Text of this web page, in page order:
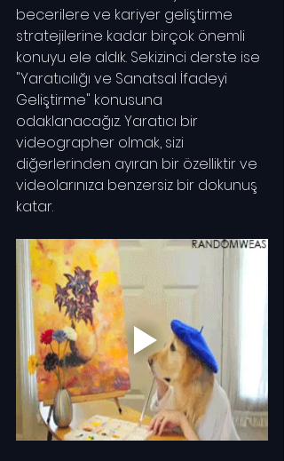
becerilere ve kariyer geliştirme
stratejilerine kadar birçok önemli
konuyu ele aldık. Sekizinci derste ise
"Yaratıcılığı ve Sanatsal İfadeyi
Geliştirme" konusuna
odaklanacağız. Yaratıcı bir
videographer olmak, sizi
diğerlerinden ayıran bir özelliktir ve
videolarınıza benzersiz bir dokunuş
katar.